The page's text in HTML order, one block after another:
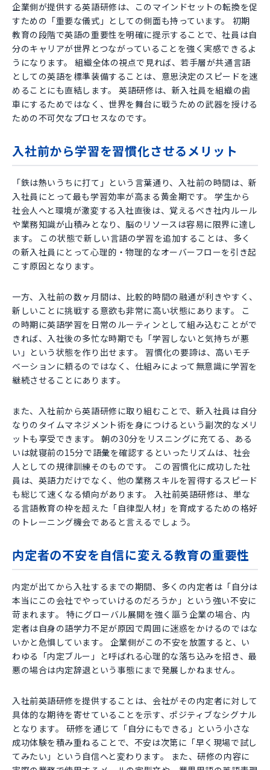
企業側が提供する英語研修は、このマインドセットの転換を促
すための「重要な儀式」としての側面も持っています。 初期
教育の段階で英語の重要性を明確に提示することで、社員は自
分のキャリアが世界とつながっていることを強く実感できるよ
うになります。 組織全体の視点で見れば、若手層が共通言語
としての英語を標準装備することは、意思決定のスピードを速
めることにも直結します。 英語研修は、新入社員を組織の歯
車にするためではなく、世界を舞台に戦うための武器を授ける
ための不可欠なプロセスなのです。
入社前から学習を習慣化させるメリット
「鉄は熱いうちに打て」という言葉通り、入社前の時間は、新
入社員にとって最も学習効率が高まる黄金期です。 学生から
社会人へと環境が激変する入社直後は、覚えるべき社内ルール
や業務知識が山積みとなり、脳のリソースは容易に限界に達し
ます。 この状態で新しい言語の学習を追加することは、多く
の新入社員にとって心理的・物理的なオーバーフローを引き起
こす原因となります。
一方、入社前の数ヶ月間は、比較的時間の融通が利きやすく、
新しいことに挑戦する意欲も非常に高い状態にあります。 こ
の時期に英語学習を日常のルーティンとして組み込むことがで
きれば、入社後の多忙な時期でも「学習しないと気持ちが悪
い」という状態を作り出せます。 習慣化の要諦は、高いモチ
ベーションに頼るのではなく、仕組みによって無意識に学習を
継続させることにあります。
また、入社前から英語研修に取り組むことで、新入社員は自分
なりのタイムマネジメント術を身につけるという副次的なメリ
ットも享受できます。 朝の30分をリスニングに充てる、ある
いは就寝前の15分で語彙を確認するといったリズムは、社会
人としての規律訓練そのものです。 この習慣化に成功した社
員は、英語力だけでなく、他の業務スキルを習得するスピード
も総じて速くなる傾向があります。 入社前英語研修は、単な
る言語教育の枠を超えた「自律型人材」を育成するための格好
のトレーニング機会であると言えるでしょう。
内定者の不安を自信に変える教育の重要性
内定が出てから入社するまでの期間、多くの内定者は「自分は
本当にこの会社でやっていけるのだろうか」という強い不安に
苛まれます。 特にグローバル展開を強く謳う企業の場合、内
定者は自身の語学力不足が原因で周囲に迷惑をかけるのではな
いかと危惧しています。 企業側がこの不安を放置すると、い
わゆる「内定ブルー」と呼ばれる心理的な落ち込みを招き、最
悪の場合は内定辞退という事態にまで発展しかねません。
入社前英語研修を提供することは、会社がその内定者に対して
具体的な期待を寄せていることを示す、ポジティブなシグナル
となります。 研修を通じて「自分にもできる」という小さな
成功体験を積み重ねることで、不安は次第に「早く現場で試し
てみたい」という自信へと変わります。 また、研修の内容に